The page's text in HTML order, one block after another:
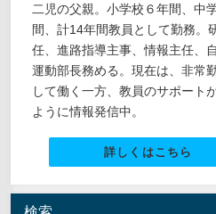
二児の父親。小学校６年間、中
間、計14年間教員として勤務。
任、進路指導主事、情報主任、
運動部長務める。現在は、非常
して働く一方、教員のサポート
ように情報発信中。
詳しくはこちら